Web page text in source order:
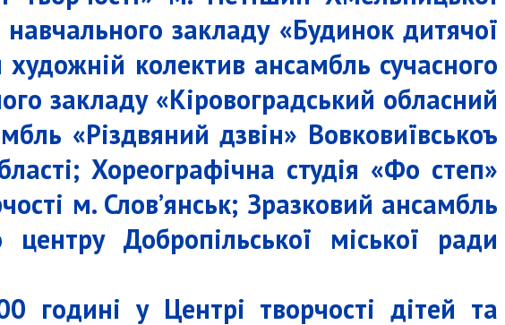
закладу «Будинок дитячої
колектив ансамбль сучасного
закладу «Кіровоградський обласний
«Різдвяний дзвін» Вовковиївськоъ
Хореографічна студія «Фо степ»
м. Слов’янськ; Зразковий ансамбль
центру Добропільської міської ради
годині у Центрі творчості дітей та